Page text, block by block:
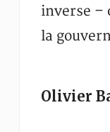
inverse –
la
Olivier